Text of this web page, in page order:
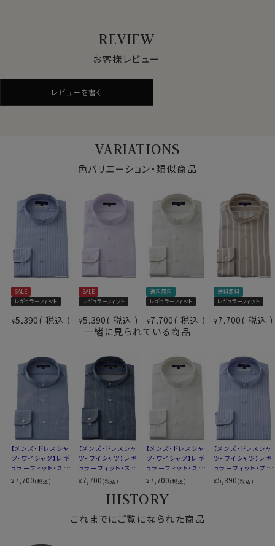
通常のジャケットにはもちろんのこと、スタンドカラーやマ
オカラーのジャケットとの相性は抜群！
シャツ1枚にダーク系のウールパンツなどでややドレスダ
ウンして組み合わせたり、ジーンズやチノパンツにあわせ
てカジュアルに着用したりと、意外と着やすいシャツで
す。
カフス部分はコンバーチブルカフスになっておりますの
ズにてご用意。(サイズ表G)
スポット商品につき再入荷はございませんのでご了承く
ださい。
41107
仕様表
素材
綿100％
素材名
ツイル
衿型
スタンドカラー
キーパー
なし
前立て
裏前立て
ポケット
ポケットあり
カフス
ラウンドカット
アジャスタブル
コンバーチブルカフス
衿高
前2.7cm 後3.3cm
サイズG
S-37・M-39・L-41cm
LL-43・3L-45・4L-47cm
全６サイズ
スタイル
レギュラーフィット
生産国
中国
REVIEW
お客様レビュー
レビューを書く
VARIATIONS
色バリエーション・類似商品
SALE
レギュラーフィット
¥5,390 税込
SALE
レギュラーフィット
¥5,390 税込
送料無料
レギュラーフィット
¥7,700 税込
送料無料
レギュラーフィット
¥7,700 税込
一緒に見られている商品
【メンズ・ドレスシャ
ツ・ワイシャツ】レギ
ュラーフィット・スタ
ンドカラー
¥7,700(税込)
【メンズ・ドレスシャ
ツ・ワイシャツ】レギ
ュラーフィット・スタ
ンドカラー
¥7,700(税込)
【メンズ・ドレスシャ
ツ・ワイシャツ】レギ
ュラーフィット・スタ
ンドカラー
¥7,700(税込)
【メンズ・ドレスシャ
ツ・ワイシャツ】レギ
ュラーフィット・プレ
ミアムコットン100
番手双糸・スタンド
¥5,390(税込)
HISTORY
これまでにご覧になられた商品